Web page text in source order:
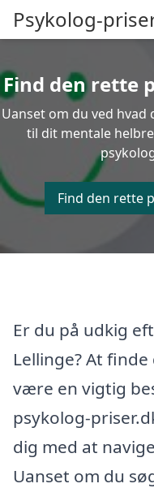
Psykolog-
Find den rette
Uanset om du ved
til dit mentale
Find den rette
Er du på udkig
Lellinge? At
være en vigtig
psykolog-
dig med at
Uanset om du